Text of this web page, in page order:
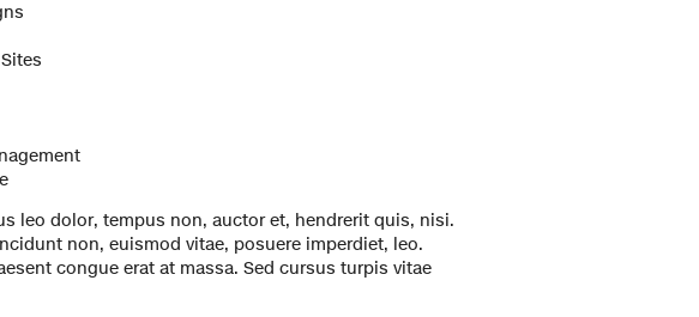
leo dolor, tempus non, auctor et, hendrerit quis, nisi.
non, euismod vitae, posuere imperdiet, leo.
congue erat at massa. Sed cursus turpis vitae